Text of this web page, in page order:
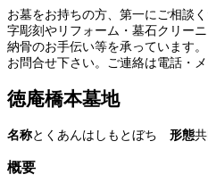
お墓をお持ちの方、第一にご相談
字彫刻やリフォーム・墓石クリー
納骨のお手伝い等を承っています
お問合せ下さい。ご連絡は電話・
徳庵橋本墓地
名称とくあんはしもとぼち 形態
概要